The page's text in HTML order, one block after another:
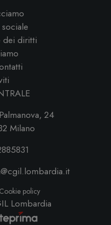
dei diritti
24
Milano
Cookie policy
Lombardia